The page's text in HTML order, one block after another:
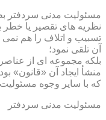
مسئولیت مدنی سردفتر
نظریه های تقصیر یا خطر
تسبیب و اتلاف را هم
آن تلقی نمود؛
بلکه مجموعه ای از
منشأ ایجاد آن «قانون»
که با سایر وجوه
مسئولیت مدنی سردفتر